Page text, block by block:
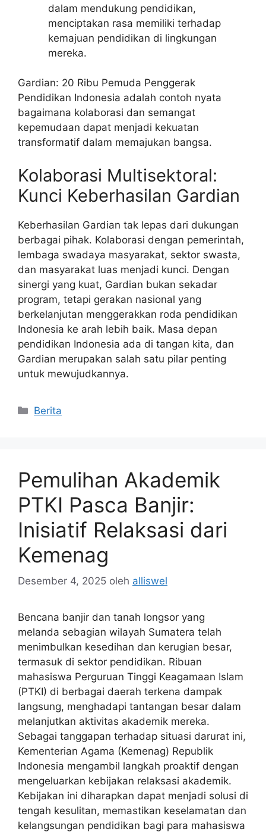
dalam mendukung pendidikan,
menciptakan rasa memiliki terhadap
kemajuan pendidikan di lingkungan
mereka.
Gardian: 20 Ribu Pemuda Penggerak
Pendidikan Indonesia adalah contoh nyata
bagaimana kolaborasi dan semangat
kepemudaan dapat menjadi kekuatan
transformatif dalam memajukan bangsa.
Kolaborasi Multisektoral:
Kunci Keberhasilan Gardian
Keberhasilan Gardian tak lepas dari dukungan
berbagai pihak. Kolaborasi dengan pemerintah,
lembaga swadaya masyarakat, sektor swasta,
dan masyarakat luas menjadi kunci. Dengan
sinergi yang kuat, Gardian bukan sekadar
program, tetapi gerakan nasional yang
berkelanjutan menggerakkan roda pendidikan
Indonesia ke arah lebih baik. Masa depan
pendidikan Indonesia ada di tangan kita, dan
Gardian merupakan salah satu pilar penting
untuk mewujudkannya.
Kategori
Berita
Pemulihan Akademik
PTKI Pasca Banjir:
Inisiatif Relaksasi dari
Kemenag
Desember 4, 2025 oleh alliswel
Bencana banjir dan tanah longsor yang
melanda sebagian wilayah Sumatera telah
menimbulkan kesedihan dan kerugian besar,
termasuk di sektor pendidikan. Ribuan
mahasiswa Perguruan Tinggi Keagamaan Islam
(PTKI) di berbagai daerah terkena dampak
langsung, menghadapi tantangan besar dalam
melanjutkan aktivitas akademik mereka.
Sebagai tanggapan terhadap situasi darurat ini,
Kementerian Agama (Kemenag) Republik
Indonesia mengambil langkah proaktif dengan
mengeluarkan kebijakan relaksasi akademik.
Kebijakan ini diharapkan dapat menjadi solusi di
tengah kesulitan, memastikan keselamatan dan
kelangsungan pendidikan bagi para mahasiswa